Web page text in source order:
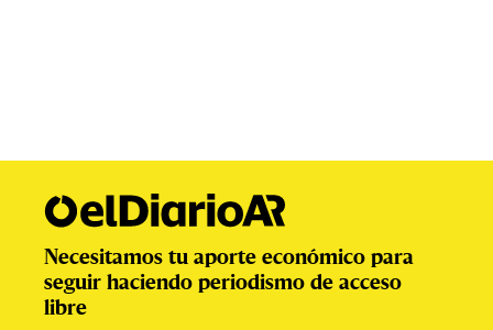
Necesitamos tu aporte económico para
seguir haciendo periodismo de acceso
libre